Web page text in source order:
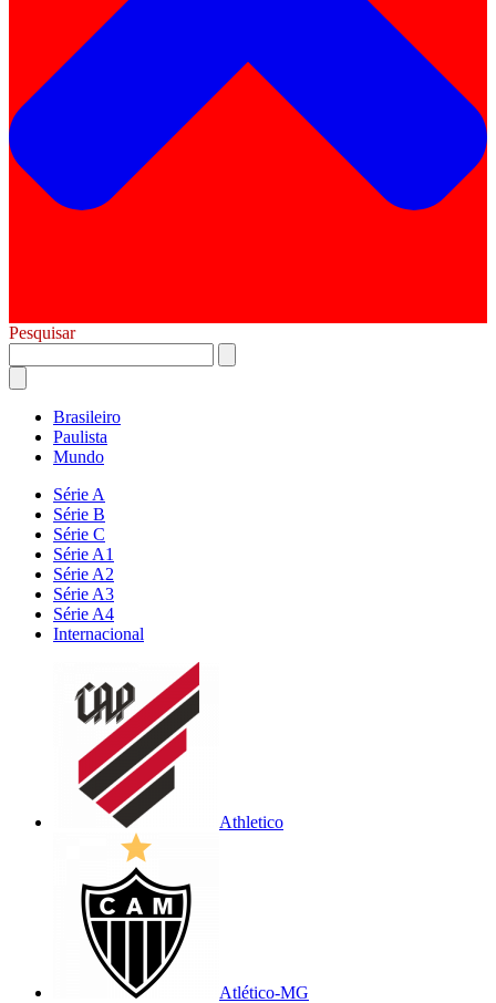
Pesquisar
Brasileiro
Paulista
Mundo
Série A
Série B
Série C
Série A1
Série A2
Série A3
Série A4
Internacional
Athletico
Atlético-MG